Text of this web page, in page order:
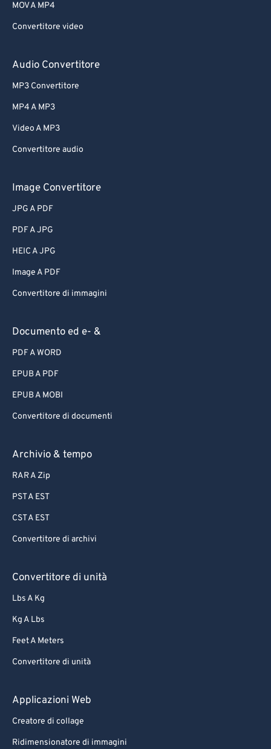
MOV A MP4
Convertitore video
Audio Convertitore
MP3 Convertitore
MP4 A MP3
Video A MP3
Convertitore audio
Image Convertitore
JPG A PDF
PDF A JPG
HEIC A JPG
Image A PDF
Convertitore di immagini
Documento ed e- &
PDF A WORD
EPUB A PDF
EPUB A MOBI
Convertitore di documenti
Archivio & tempo
RAR A Zip
PST A EST
CST A EST
Convertitore di archivi
Convertitore di unità
Lbs A Kg
Kg A Lbs
Feet A Meters
Convertitore di unità
Applicazioni Web
Creatore di collage
Ridimensionatore di immagini